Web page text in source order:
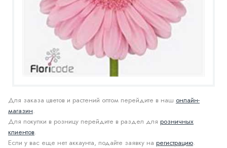
Для заказа цветов и растений оптом перейдите в наш онлайн-
магазин.
Для покупки в розницу перейдите в раздел для розничных
клиентов.
Если у вас еще нет аккаунта, подайте заявку на регистрацию.